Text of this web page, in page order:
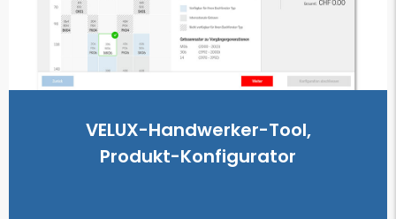
VELUX-Handwerker-Tool,
Produkt-Konfigurator
Konfigurator
Produkt-Konfigurator zur Unterstützung der Digitalisierung im E-
Commerce-Bereich mit hochkomplexen Produkten. Integration
des…